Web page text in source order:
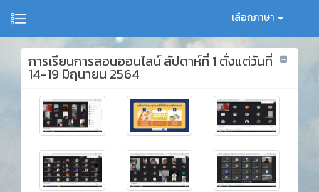
เลือกภาษา
การเรียนการสอนออนไลน์ สัปดาห์ที่ 1 ตั่งแต่วันที่
14-19 มิถุนายน 2564